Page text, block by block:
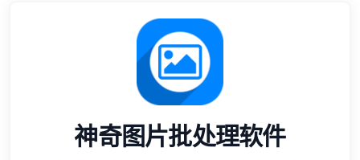
神奇图片批处理软件